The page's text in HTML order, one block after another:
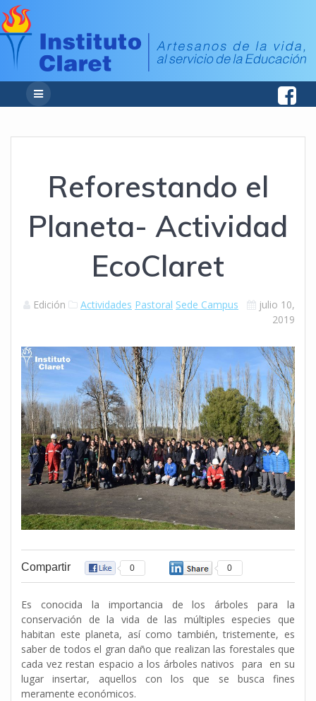
Reforestando el
Planeta- Actividad
EcoClaret
Edición Actividades Pastoral Sede Campus
julio 10,
2019
Compartir 0 0
Es conocida la importancia de los árboles para la
conservación de la vida de las múltiples especies que
habitan este planeta, así como también, tristemente, es
saber de todos el gran daño que realizan las forestales que
cada vez restan espacio a los árboles nativos para en su
lugar insertar, aquellos con los que se busca fines
meramente económicos.